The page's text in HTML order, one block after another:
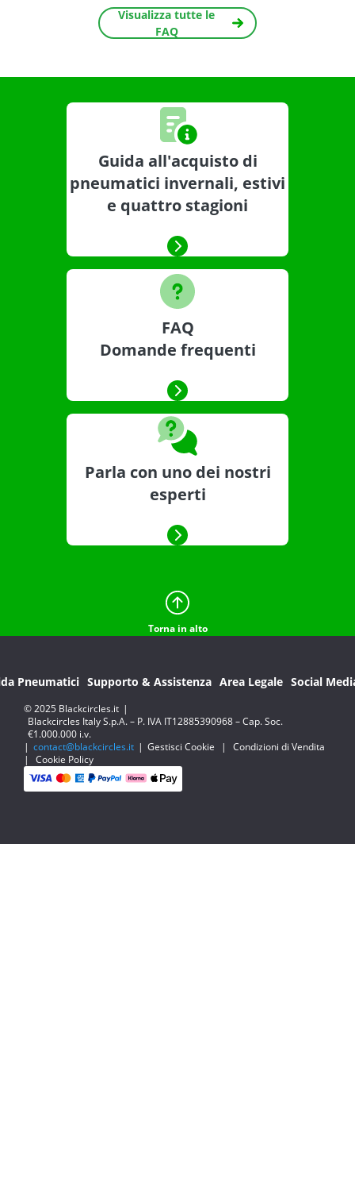
Visualizza tutte le
FAQ
Guida all'acquisto di
pneumatici invernali, estivi
e quattro stagioni
FAQ
Domande frequenti
Parla con uno dei nostri
esperti
Torna in alto
Pneumatici Supporto & Assistenza Area Legale Social
© 2025 Blackcircles.it |
Blackcircles Italy S.p.A. – P. IVA IT12885390968 – Cap. Soc.
€1.000.000 i.v.
| contact@blackcircles.it | Gestisci Cookie |
Condizioni di Vendita
|
Cookie Policy